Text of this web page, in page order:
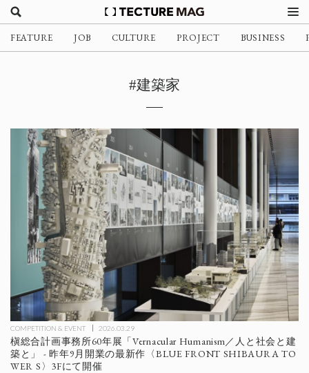
FEATURE JOB CULTURE PROJECT BUSINESS
#建築家
COMPETITION & EVENT 2026.03.29
槇総合計画事務所60年展「Vernacular Humanism／人と社会と建
築と」 - 昨年9月開業の最新作〈BLUE FRONT SHIBAURA TO
WER S〉3Fにて開催